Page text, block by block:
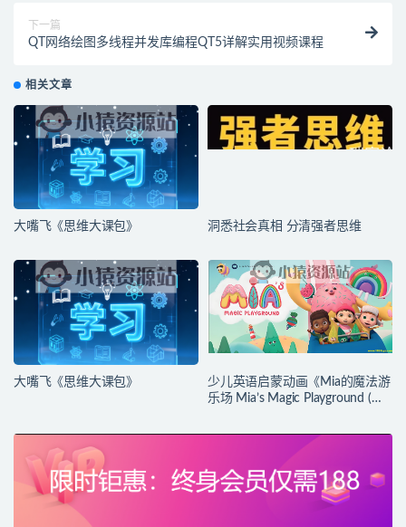
下一篇
QT网络绘图多线程并发库编程QT5详解实用视频课程
相关文章
大嘴飞《思维大课包》 洞悉社会真相 分清强者思维
大嘴飞《思维大课包》
少儿英语启蒙动画《Mia的魔法游
乐场 Mia’s Magic Playground (动